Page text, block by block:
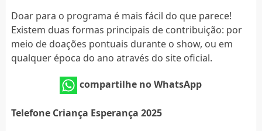
Doar para o programa é mais fácil do que parece!
Existem duas formas principais de contribuição: por
meio de doações pontuais durante o show, ou em
qualquer época do ano através do site oficial.
compartilhe no WhatsApp
Telefone Criança Esperança 2025